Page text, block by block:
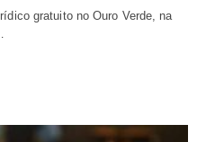
gratuito no Ouro Verde, na